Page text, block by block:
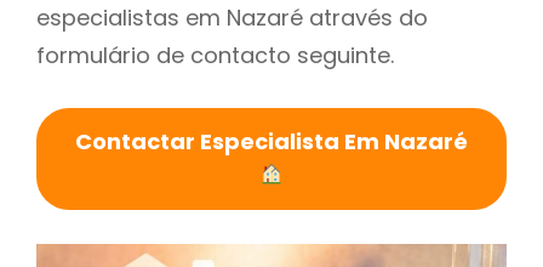
especialistas em Nazaré através do
formulário de contacto seguinte.
Contactar Especialista Em Nazaré